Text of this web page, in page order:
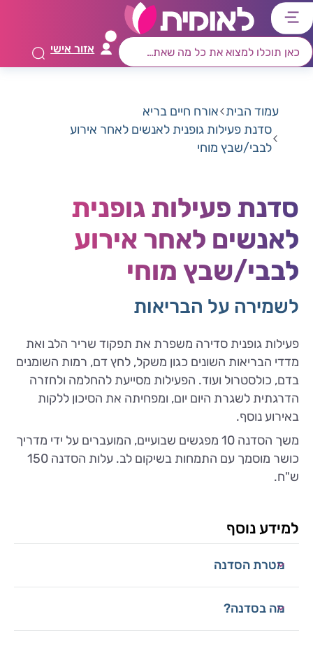
דלג
לתפריט
ראשי
דלג
לרכיב
חיפוש
דלג
לתוכן
מרכזי
דלג
לאזור
קישורים
אזור אישי
עמוד הבית אורח חיים בריא
סדנת פעילות גופנית לאנשים לאחר אירוע
לבבי/שבץ מוחי
סדנת פעילות גופנית
לאנשים לאחר אירוע
לבבי/שבץ מוחי
לשמירה על הבריאות
פעילות גופנית סדירה משפרת את תפקוד שריר הלב ואת
מדדי הבריאות השונים כגון משקל, לחץ דם, רמות השומנים
בדם, כולסטרול ועוד. הפעילות מסייעת להחלמה ולחזרה
הדרגתית לשגרת היום יום, ומפחיתה את הסיכון ללקות
באירוע נוסף.
משך הסדנה 10 מפגשים שבועיים, המועברים על ידי מדריך
כושר מוסמך עם התמחות בשיקום לב. עלות הסדנה 150
ש"ח.
למידע נוסף
מטרת הסדנה
מה בסדנה?